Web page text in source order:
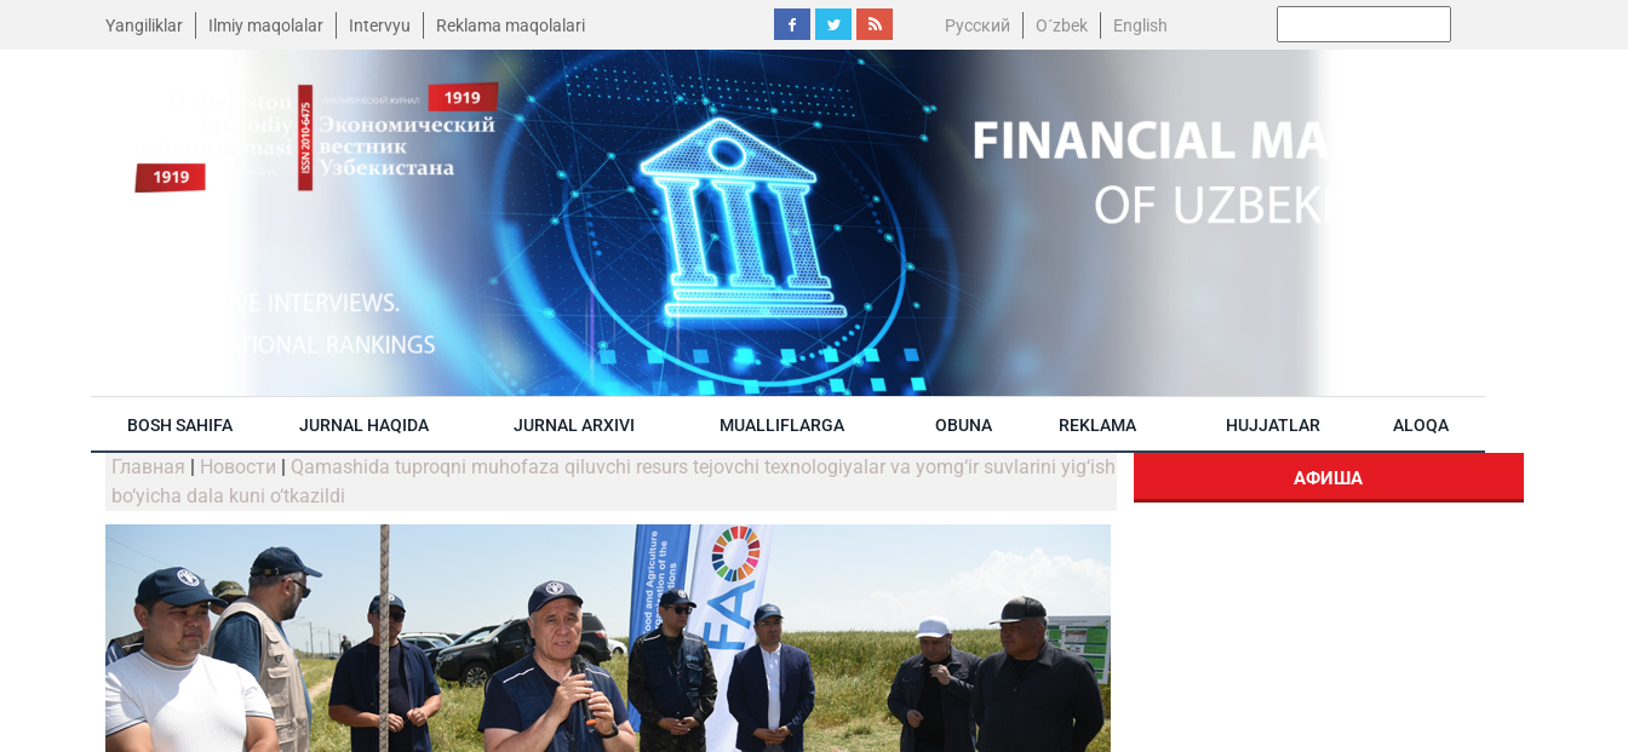
Yangiliklar Ilmiy maqolalar Intervyu Reklama maqolalari Русский O´zbek English
BOSH SAHIFA JURNAL HAQIDA JURNAL ARXIVI MUALLIFLARGA OBUNA REKLAMA HUJJATLAR ALOQA
Главная | Новости | Qamashida tuproqni muhofaza qiluvchi resurs tejovchi texnologiyalar va yomg‘ir suvlarini yig‘ish
bo‘yicha dala kuni o‘tkazildi
АФИША